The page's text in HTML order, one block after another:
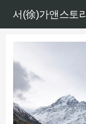
서(徐)가앤스토리